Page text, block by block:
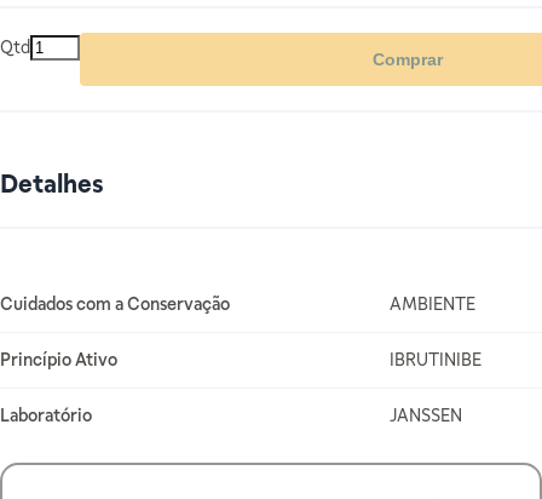
Qtd
Comprar
Detalhes
Cuidados com a Conservação
AMBIENTE
Princípio Ativo IBRUTINIBE
Laboratório JANSSEN